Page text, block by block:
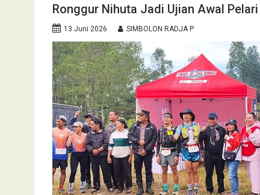
Ronggur Nihuta Jadi Ujian Awal
13 Juni 2026 SIMBOLON RADJA P